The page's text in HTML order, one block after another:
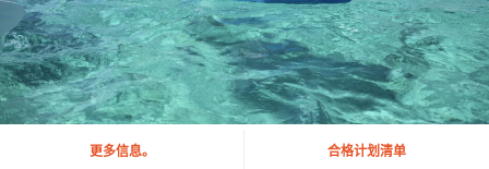
更多信息。 合格计划清单